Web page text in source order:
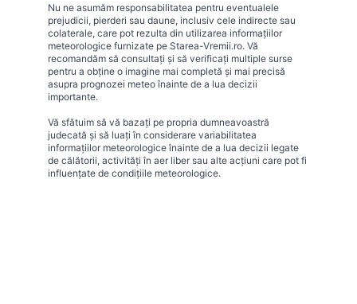
Nu ne asumăm responsabilitatea pentru eventualele
prejudicii, pierderi sau daune, inclusiv cele indirecte sau
colaterale, care pot rezulta din utilizarea informațiilor
meteorologice furnizate pe Starea-Vremii.ro. Vă
recomandăm să consultați și să verificați multiple surse
pentru a obține o imagine mai completă și mai precisă
asupra prognozei meteo înainte de a lua decizii
importante.
Vă sfătuim să vă bazați pe propria dumneavoastră
judecată și să luați în considerare variabilitatea
informațiilor meteorologice înainte de a lua decizii legate
de călătorii, activități în aer liber sau alte acțiuni care pot fi
influențate de condițiile meteorologice.